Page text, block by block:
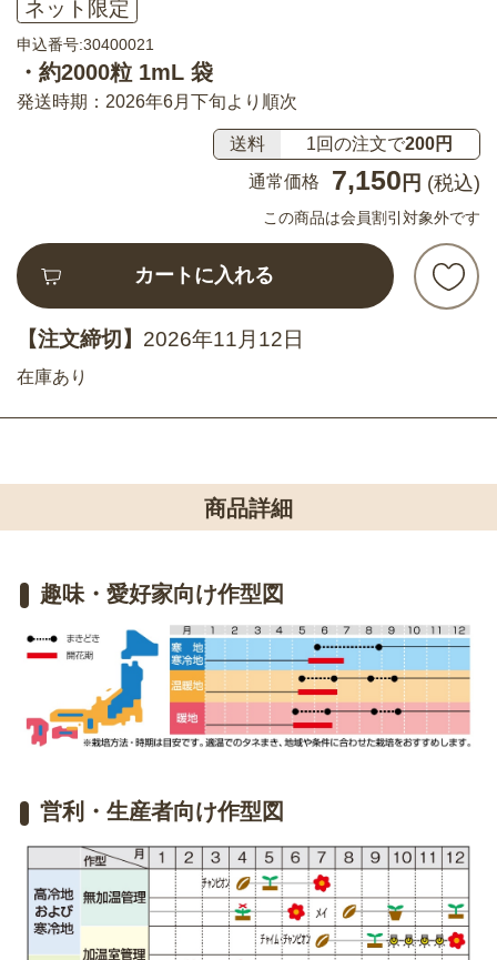
ネット限定
申込番号:30400021
・約2000粒 1mL 袋
発送時期：2026年6月下旬より順次
送料 1回の注文で200円
通常価格
7,150 円 (税込)
この商品は会員割引対象外です
カートに入れる
【注文締切】 2026年11月12日
在庫あり
商品詳細
趣味・愛好家向け作型図
営利・生産者向け作型図